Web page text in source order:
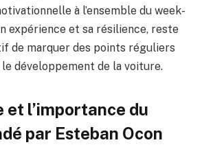
à l’ensemble du week-
expérience et sa résilience, reste
de marquer des points réguliers
développement de la voiture.
l’importance du
par Esteban Ocon